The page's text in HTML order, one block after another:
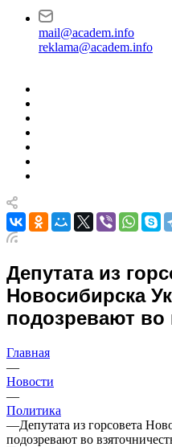
mail@academ.info
reklama@academ.info
Депутата из
Новосибирска
подозревают во
Главная
—
Новости
—
Политика
—Депутата из горсовета
подозревают во